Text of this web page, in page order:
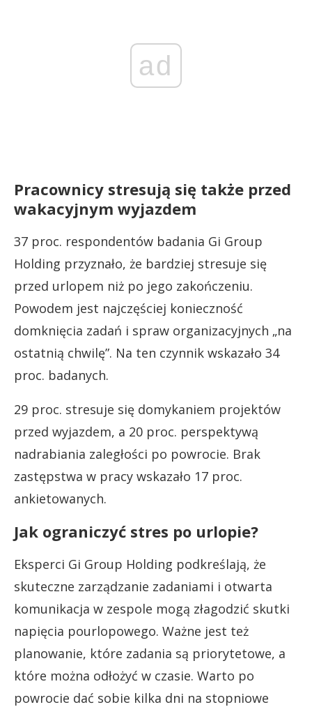
ad
Pracownicy stresują się także przed
wakacyjnym wyjazdem
37 proc. respondentów badania Gi Group
Holding przyznało, że bardziej stresuje się
przed urlopem niż po jego zakończeniu.
Powodem jest najczęściej konieczność
domknięcia zadań i spraw organizacyjnych „na
ostatnią chwilę”. Na ten czynnik wskazało 34
proc. badanych.
29 proc. stresuje się domykaniem projektów
przed wyjazdem, a 20 proc. perspektywą
nadrabiania zaległości po powrocie. Brak
zastępstwa w pracy wskazało 17 proc.
ankietowanych.
Jak ograniczyć stres po urlopie?
Eksperci Gi Group Holding podkreślają, że
skuteczne zarządzanie zadaniami i otwarta
komunikacja w zespole mogą złagodzić skutki
napięcia pourlopowego. Ważne jest też
planowanie, które zadania są priorytetowe, a
które można odłożyć w czasie. Warto po
powrocie dać sobie kilka dni na stopniowe